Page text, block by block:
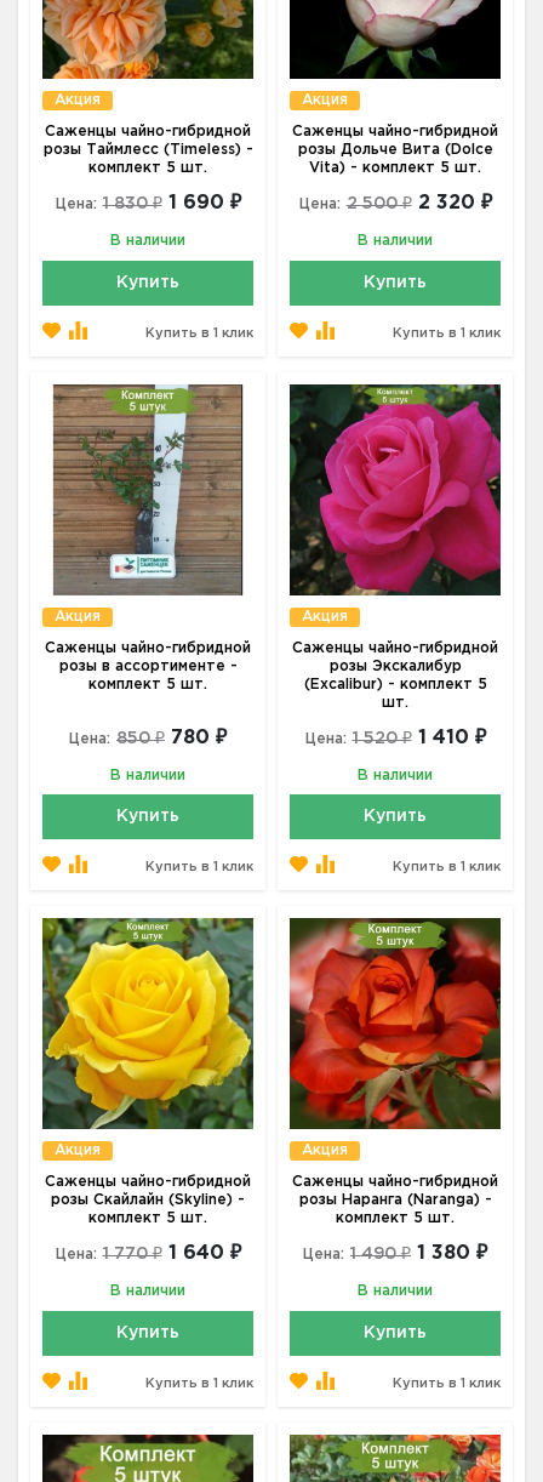
Акция
Саженцы чайно-гибридной
розы Таймлесс (Timeless) -
комплект 5 шт.
Цена: 1 830 ₽ 1 690 ₽
В наличии
Купить
Купить в 1 клик
Акция
Саженцы чайно-гибридной
розы Дольче Вита (Dolce
Vita) - комплект 5 шт.
Цена: 2 500 ₽ 2 320 ₽
В наличии
Купить
Купить в 1 клик
Акция
Саженцы чайно-гибридной
розы в ассортименте -
комплект 5 шт.
Цена: 850 ₽ 780 ₽
В наличии
Купить
Купить в 1 клик
Акция
Саженцы чайно-гибридной
розы Экскалибур
(Excalibur) - комплект 5
шт.
Цена: 1 520 ₽ 1 410 ₽
В наличии
Купить
Купить в 1 клик
Акция
Саженцы чайно-гибридной
розы Скайлайн (Skyline) -
комплект 5 шт.
Цена: 1 770 ₽ 1 640 ₽
В наличии
Купить
Купить в 1 клик
Акция
Саженцы чайно-гибридной
розы Наранга (Naranga) -
комплект 5 шт.
Цена: 1 490 ₽ 1 380 ₽
В наличии
Купить
Купить в 1 клик